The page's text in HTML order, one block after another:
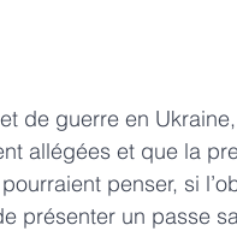
de guerre en
allégées et que la
penser, si
présenter un passe